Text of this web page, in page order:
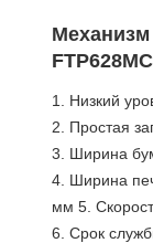
1. Низкий
2. Простая
3. Ширина
4. Ширина
мм 5.
6. Срок